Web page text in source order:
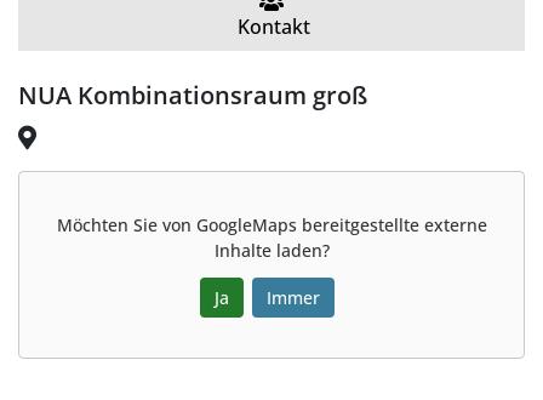
Kontakt
NUA Kombinationsraum groß
Möchten Sie von GoogleMaps bereitgestellte externe
Inhalte laden?
Ja Immer